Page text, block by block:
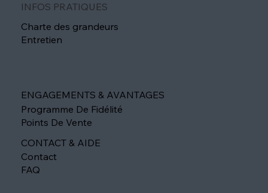
INFOS PRATIQUES
Charte des grandeurs
Entretien
ENGAGEMENTS & AVANTAGES
Programme De Fidélité
Points De Vente
CONTACT & AIDE
Contact
FAQ